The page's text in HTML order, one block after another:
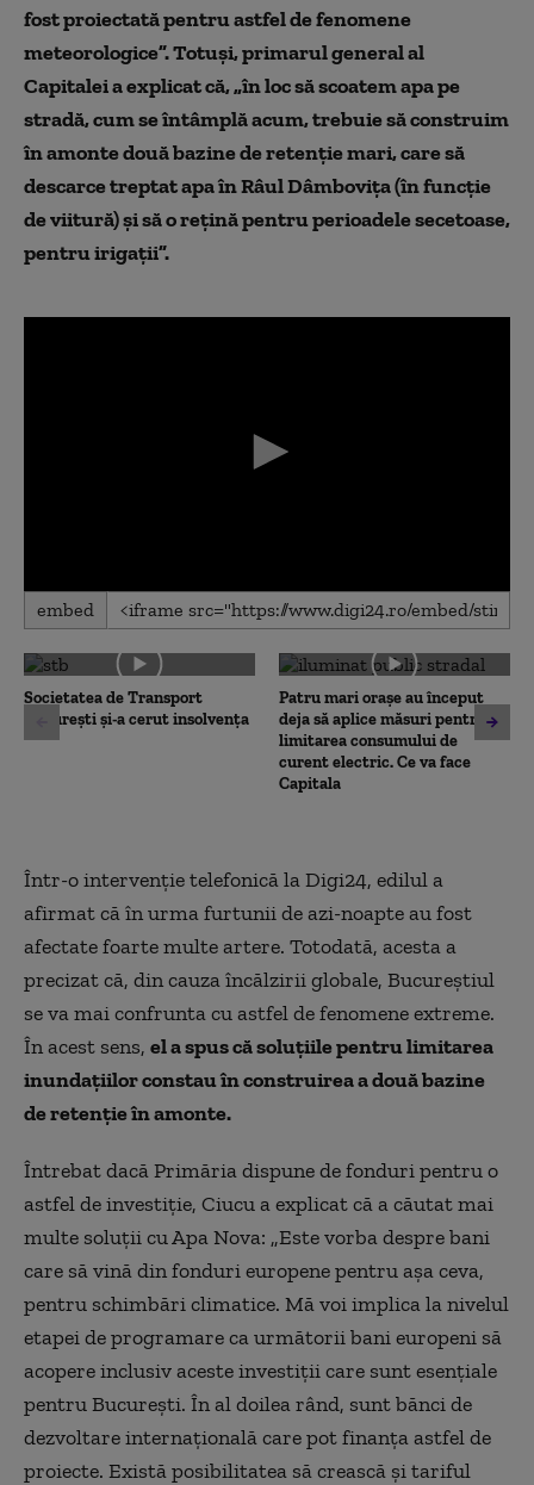
fost proiectată pentru astfel de fenomene
meteorologice”. Totuși, primarul general al
Capitalei a explicat că, „în loc să scoatem apa pe
stradă, cum se întâmplă acum, trebuie să construim
în amonte două bazine de retenție mari, care să
descarce treptat apa în Râul Dâmbovița (în funcție
de viitură) și să o rețină pentru perioadele secetoase,
pentru irigații”.
0
seconds
0
seconds
embed
Societatea de Transport
București și-a cerut insolvența
Patru mari orașe au început
deja să aplice măsuri pentru
limitarea consumului de
curent electric. Ce va face
Capitala
Într-o intervenție telefonică la Digi24, edilul a
afirmat că în urma furtunii de azi-noapte au fost
afectate foarte multe artere. Totodată, acesta a
precizat că, din cauza încălzirii globale, Bucureștiul
se va mai confrunta cu astfel de fenomene extreme.
În acest sens, el a spus că soluțiile pentru limitarea
inundațiilor constau în construirea a două bazine
de retenție în amonte.
Întrebat dacă Primăria dispune de fonduri pentru o
astfel de investiție, Ciucu a explicat că a căutat mai
multe soluții cu Apa Nova: „Este vorba despre bani
care să vină din fonduri europene pentru așa ceva,
pentru schimbări climatice. Mă voi implica la nivelul
etapei de programare ca următorii bani europeni să
acopere inclusiv aceste investiții care sunt esențiale
pentru București. În al doilea rând, sunt bănci de
dezvoltare internațională care pot finanța astfel de
proiecte. Există posibilitatea să crească și tariful